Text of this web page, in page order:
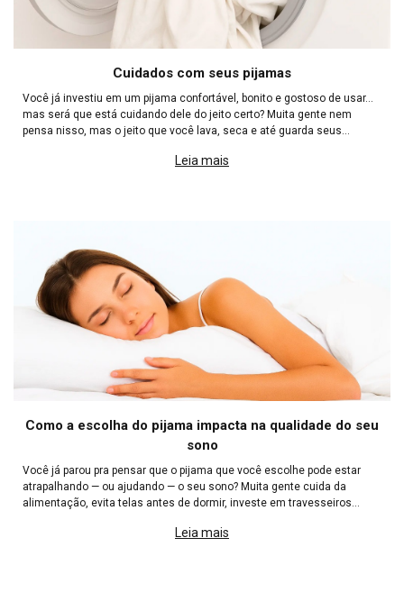
Cuidados com seus pijamas
Você já investiu em um pijama confortável, bonito e gostoso de usar…
mas será que está cuidando dele do jeito certo? Muita gente nem
pensa nisso, mas o jeito que você lava, seca e até guarda seus
Leia mais
Como a escolha do pijama impacta na qualidade do seu
sono
Você já parou pra pensar que o pijama que você escolhe pode estar
atrapalhando — ou ajudando — o seu sono? Muita gente cuida da
alimentação, evita telas antes de dormir, investe em travesseiros
Leia mais